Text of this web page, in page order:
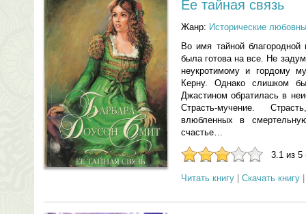
Ее тайная связь
Жанр: Исторические
Во имя тайной
была готова на все. Не
неукротимому и гордому
Керну. Однако слишком
Джастином обратилась в
Страсть-мучение.
влюбленных в
счастье…
3.1 из 5
Читать книгу Скачать книгу